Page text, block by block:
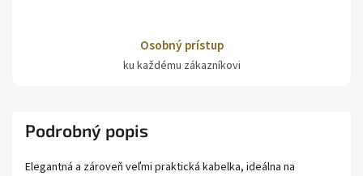
Osobný prístup
ku každému zákazníkovi
Podrobný popis
Elegantná a zároveň veľmi praktická kabelka, ideálna na